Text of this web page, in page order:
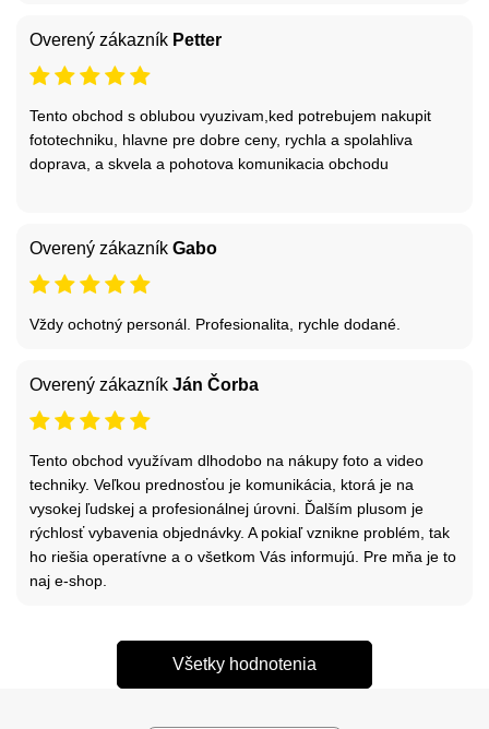
Overený zákazník Petter
Tento obchod s oblubou vyuzivam,ked potrebujem nakupit
fototechniku, hlavne pre dobre ceny, rychla a spolahliva
doprava, a skvela a pohotova komunikacia obchodu
Overený zákazník Gabo
Vždy ochotný personál. Profesionalita, rychle dodané.
Overený zákazník Ján Čorba
Tento obchod využívam dlhodobo na nákupy foto a video
techniky. Veľkou prednosťou je komunikácia, ktorá je na
vysokej ľudskej a profesionálnej úrovni. Ďalším plusom je
rýchlosť vybavenia objednávky. A pokiaľ vznikne problém, tak
ho riešia operatívne a o všetkom Vás informujú. Pre mňa je to
naj e-shop.
Všetky hodnotenia